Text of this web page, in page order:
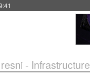
-